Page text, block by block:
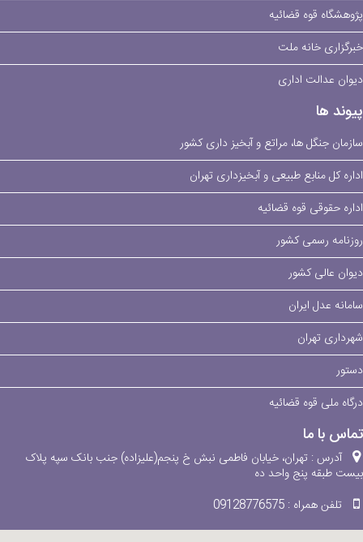
پژوهشگاه قوه قضائیه
خبرگزاری خانه ملت
دیوان عدالت اداری
پیوند ها
سازمان جنگل ها، مراتع و آبخیز داری کشور
اداره کل منابع طبیعی و آبخیزداری تهران
اداره حقوقی قوه قضائیه
روزنامه رسمی کشور
دیوان عالی کشور
سامانه عدل ایران
شهرداری تهران
دستور
درگاه ملی قوه قضائیه
تماس با ما
آدرس : تهران، خیابان فاطمی نبش خ پنجم(علیزاده) جنب بانک سپه پلاک
بیست طبقه پنج واحد ده
تلفن همراه :